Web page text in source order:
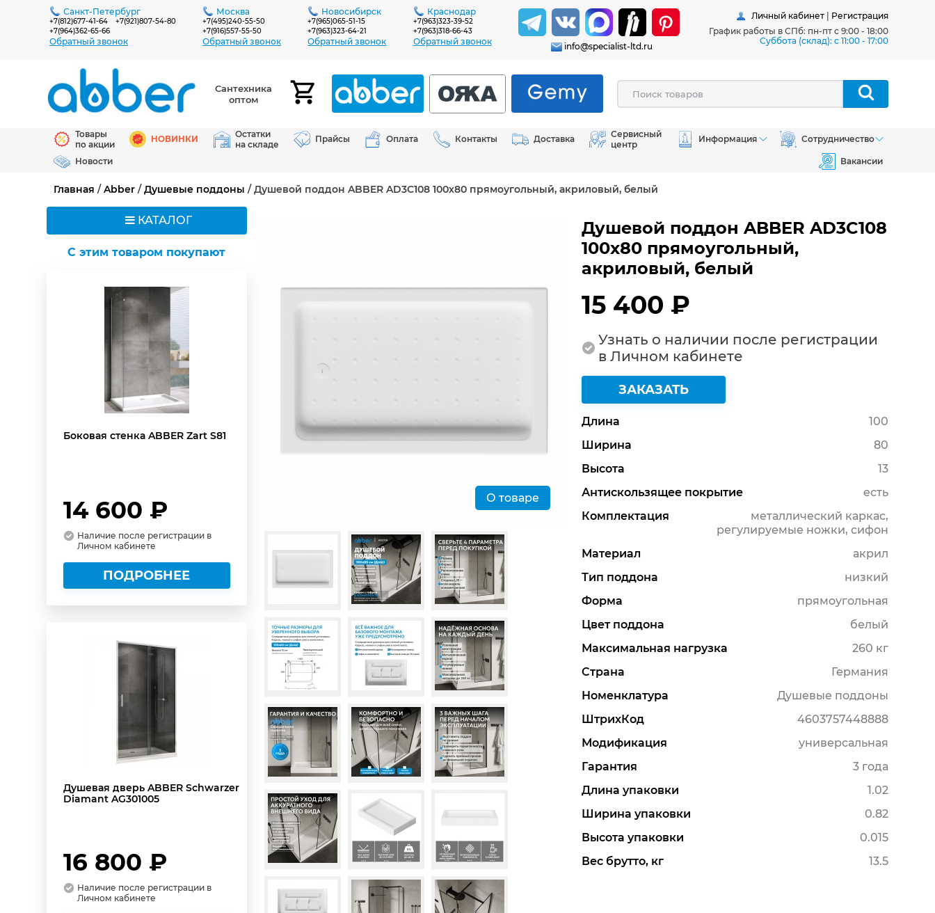
Санкт-Петербург
+7(812)677-41-64
+7(964)362-65-66
+7(921)807-54-80
Обратный звонок
Москва
+7(495)240-55-50
+7(916)557-55-50
Обратный звонок
Новосибирск
+7(965)065-51-15
+7(963)323-64-21
Обратный звонок
Краснодар
+7(963)323-39-52
+7(963)318-66-43
Обратный звонок info@specialist-ltd.ru
Личный кабинет| Регистрация
График работы в СПб: пн-пт с 9:00 - 18:00
Суббота (склад): c 11:00 - 17:00
Сантехника
оптом
Товары
по акции
НОВИНКИ
Остатки
на складе
Прайсы Оплата Контакты Доставка
Сервисный
центр
Информация Сотрудничество
Новости Вакансии
Главная /Abber /Душевые поддоны / Душевой поддон ABBER AD3C108 100х80 прямоугольный, акриловый, белый
КАТАЛОГ
C этим товаром покупают
Боковая стенка ABBER Zart S81
14 600 ₽
Наличие после регистрации в
Личном кабинете
ПОДРОБНЕЕ
Душевая дверь ABBER Schwarzer
Diamant AG301005
16 800 ₽
Наличие после регистрации в
Личном кабинете
О товаре
Душевой поддон ABBER AD3C108
100х80 прямоугольный,
акриловый, белый
15 400 ₽
Узнать о наличии после регистрации
в Личном кабинете
ЗАКАЗАТЬ
Длина
100
Ширина
80
Высота
13
Антискользящее покрытие
есть
Комплектация
металлический каркас,
регулируемые ножки, сифон
Материал
акрил
Тип поддона
низкий
Форма
прямоугольная
Цвет поддона
белый
Максимальная нагрузка
260 кг
Страна
Германия
Номенклатура
Душевые поддоны
ШтрихКод
4603757448888
Модификация
универсальная
Гарантия
3 года
Длина упаковки
1.02
Ширина упаковки
0.82
Высота упаковки
0.015
Вес брутто, кг
13.5